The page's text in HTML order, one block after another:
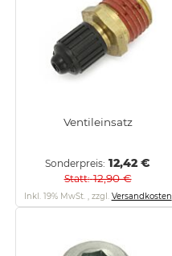
Ventileinsatz
Sonderpreis 12,42 €
Statt 12,90 €
Inkl. 19% MwSt. , zzgl. Versandkosten